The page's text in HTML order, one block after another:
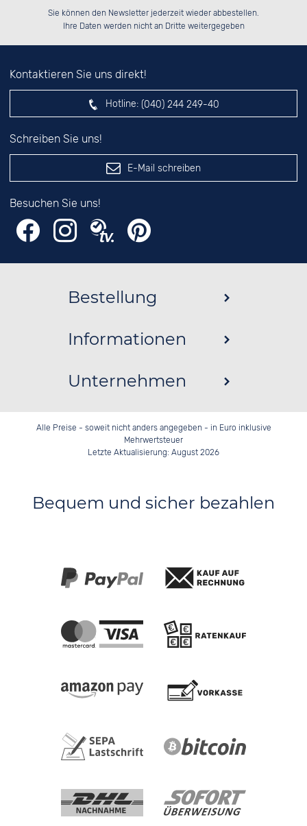
░░░░██░░██░░██░░░░████░░██░░██░░
░░████░░██████░░░░░░██░░██████░░
░░░░██░░██░░██░░░░░░██░░░░░░██░░
Bitte tragen Sie die Zahl in
das nebenstehende Feld ein.
Sie können den Newsletter jederzeit wieder abbestellen.
Ihre Daten werden nicht an Dritte weitergegeben
Kontaktieren Sie uns direkt!
Hotline: (040) 244 249-40
Schreiben Sie uns!
E-Mail schreiben
Besuchen Sie uns!
Bestellung
Informationen
Unternehmen
Alle Preise - soweit nicht anders angegeben - in Euro inklusive
Mehrwertsteuer
Letzte Aktualisierung: August 2026
Bequem und sicher bezahlen